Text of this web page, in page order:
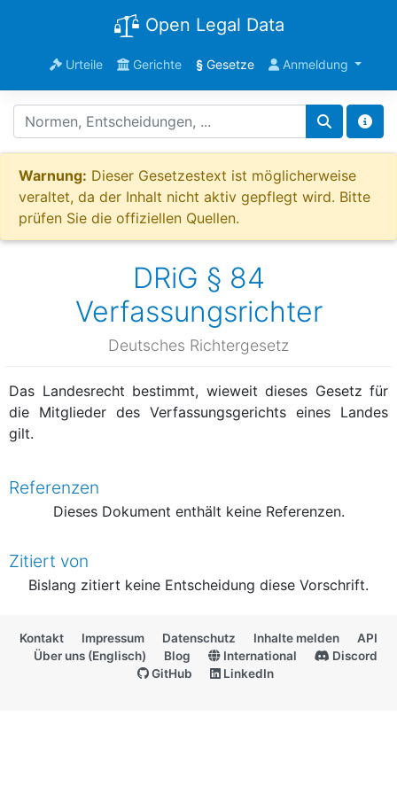
Open Legal Data
Urteile Gerichte §Gesetze Anmeldung
Warnung: Dieser Gesetzestext ist möglicherweise
veraltet, da der Inhalt nicht aktiv gepflegt wird. Bitte
prüfen Sie die offiziellen Quellen.
DRiG § 84
Verfassungsrichter
Deutsches Richtergesetz
Das Landesrecht bestimmt, wieweit dieses Gesetz für
die Mitglieder des Verfassungsgerichts eines Landes
gilt.
Referenzen
Dieses Dokument enthält keine Referenzen.
Zitiert von
Bislang zitiert keine Entscheidung diese Vorschrift.
Kontakt Impressum Datenschutz Inhalte melden
API
Über uns (Englisch)
Blog International
Discord
GitHub
LinkedIn